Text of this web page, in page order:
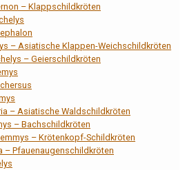
– Klappschildkröten
– Asiatische Klappen-Weichschildkröten
– Geierschildkröten
– Asiatische Waldschildkröten
– Bachschildkröten
– Krötenkopf-Schildkröten
– Pfauenaugenschildkröten